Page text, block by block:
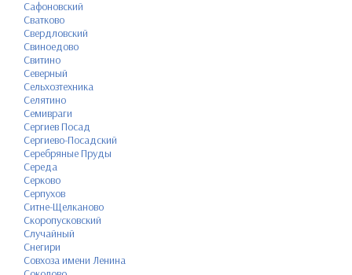
Сафоновский
Сватково
Свердловский
Свиноедово
Свитино
Северный
Сельхозтехника
Селятино
Семивраги
Сергиев Посад
Сергиево-Посадский
Серебряные Пруды
Середа
Серково
Серпухов
Ситне-Щелканово
Скоропусковский
Случайный
Снегири
Совхоза имени Ленина